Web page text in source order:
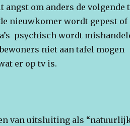
angst om anders de volgende
nieuwkomer wordt gepest of
psychisch wordt
niet aan tafel mogen
er op tv is.
van uitsluiting als